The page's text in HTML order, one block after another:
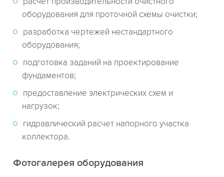
оборудования для проточной схемы очистки;
разработка чертежей нестандартного
оборудования;
подготовка заданий на проектирование
фундаментов;
предоставление электрических схем и
нагрузок;
гидравлический расчет напорного участка
коллектора.
Фотогалерея оборудования